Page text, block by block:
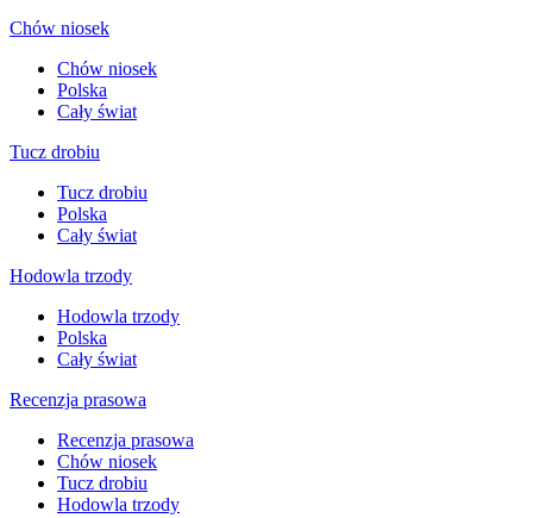
Chów niosek
Chów niosek
Polska
Cały świat
Tucz drobiu
Tucz drobiu
Polska
Cały świat
Hodowla trzody
Hodowla trzody
Polska
Cały świat
Recenzja prasowa
Recenzja prasowa
Chów niosek
Tucz drobiu
Hodowla trzody